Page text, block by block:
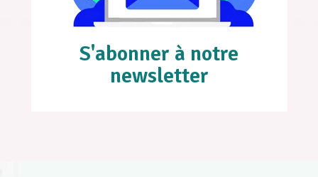
S'abonner à notre
newsletter